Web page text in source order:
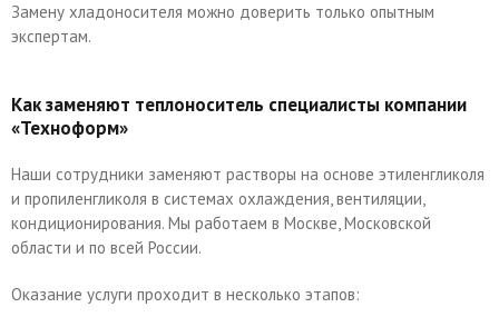
Замену хладоносителя можно доверить только опытным
экспертам.
Как заменяют теплоноситель специалисты компании
«Техноформ»
Наши сотрудники заменяют растворы на основе этиленгликоля
и пропиленгликоля в системах охлаждения, вентиляции,
кондиционирования. Мы работаем в Москве, Московской
области и по всей России.
Оказание услуги проходит в несколько этапов: